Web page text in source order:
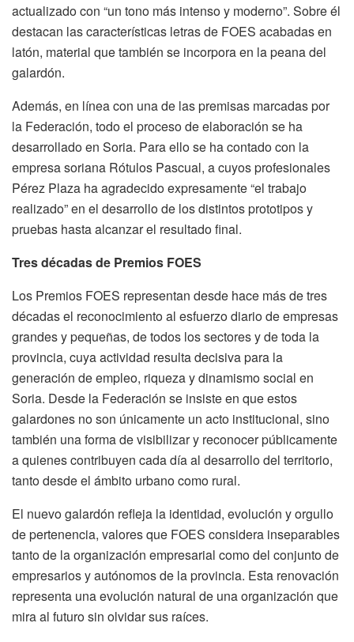
actualizado con “un tono más intenso y moderno”. Sobre él
destacan las características letras de FOES acabadas en
latón, material que también se incorpora en la peana del
galardón.
Además, en línea con una de las premisas marcadas por
la Federación, todo el proceso de elaboración se ha
desarrollado en Soria. Para ello se ha contado con la
empresa soriana Rótulos Pascual, a cuyos profesionales
Pérez Plaza ha agradecido expresamente “el trabajo
realizado” en el desarrollo de los distintos prototipos y
pruebas hasta alcanzar el resultado final.
Tres décadas de Premios FOES
Los Premios FOES representan desde hace más de tres
décadas el reconocimiento al esfuerzo diario de empresas
grandes y pequeñas, de todos los sectores y de toda la
provincia, cuya actividad resulta decisiva para la
generación de empleo, riqueza y dinamismo social en
Soria. Desde la Federación se insiste en que estos
galardones no son únicamente un acto institucional, sino
también una forma de visibilizar y reconocer públicamente
a quienes contribuyen cada día al desarrollo del territorio,
tanto desde el ámbito urbano como rural.
El nuevo galardón refleja la identidad, evolución y orgullo
de pertenencia, valores que FOES considera inseparables
tanto de la organización empresarial como del conjunto de
empresarios y autónomos de la provincia. Esta renovación
representa una evolución natural de una organización que
mira al futuro sin olvidar sus raíces.